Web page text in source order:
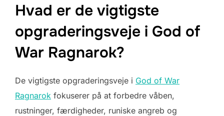
Hvad er de vigtigste
opgraderingsveje i God of
War Ragnarok?
De vigtigste opgraderingsveje i God of War
Ragnarok fokuserer på at forbedre våben,
rustninger, færdigheder, runiske angreb og